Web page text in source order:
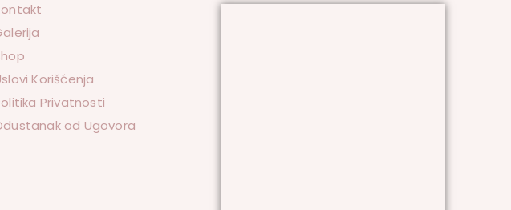
Korišćenja
Privatnosti
od Ugovora